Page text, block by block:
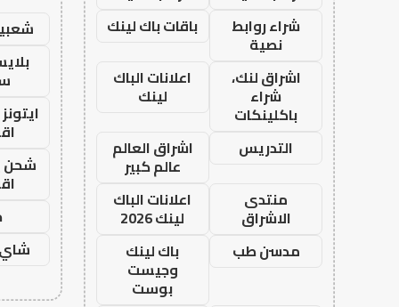
شراء روابط
نصية
باقات باك لينك
اشراق لنك،
شراء
باكلينكات
اعلانات الباك
لينك
التدريس
اشراق العالم
عالم كبير
منتدى
الاشراق
اعلانات الباك
لينك 2026
مدسن طب
باك لينك
وجيست
بوست
شحن